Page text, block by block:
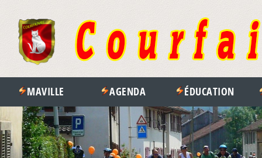
MAVILLE AGENDA ÉDUCATION